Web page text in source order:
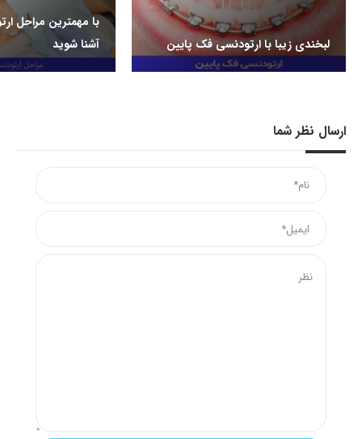
لبخندی زیبا با ارتودنسی فک پایین
با مهمترین مراحل
آشنا شوید
ارسال نظر شما